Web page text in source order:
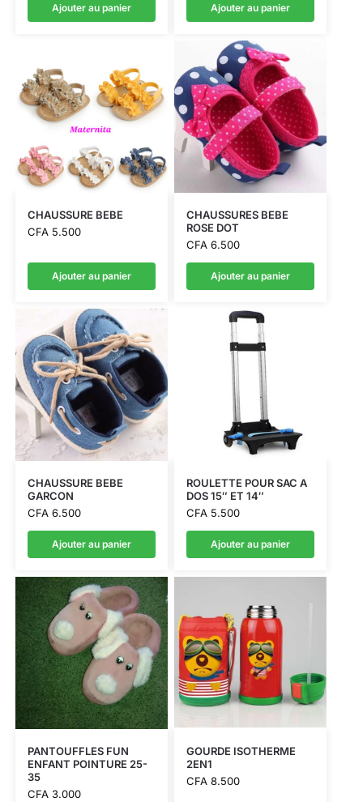
Ajouter au panier Ajouter au panier
CHAUSSURE BEBE
CFA5.500
Ajouter au panier
CHAUSSURES BEBE
ROSE DOT
CFA6.500
Ajouter au panier
CHAUSSURE BEBE
GARCON
CFA6.500
Ajouter au panier
ROULETTE POUR SAC A
DOS 15″ ET 14″
CFA5.500
Ajouter au panier
PANTOUFFLES FUN
ENFANT POINTURE 25-
35
CFA3.000
GOURDE ISOTHERME
2EN1
CFA8.500